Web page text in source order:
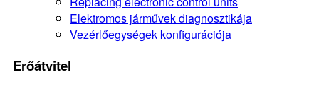
Elektromos járművek diagnosztikája
Vezérlőegységek konfigurációja
Erőátvitel